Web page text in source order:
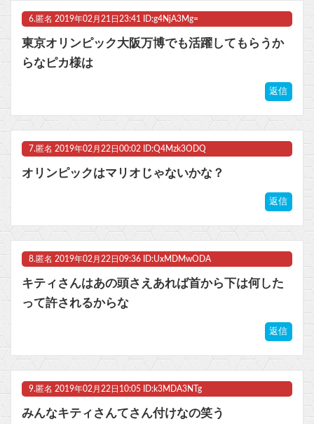
6. 匿名 2019年02月21日23:41 ID:g4NjA3Mg=
東京オリンピック大阪万博でも活躍してもらうか
らなピカ様は
返信
7. 匿名 2019年02月22日00:02 ID:Q4Mzk3ODQ
オリンピックはマリオじゃないかな？
返信
8. 匿名 2019年02月22日09:36 ID:UxMDMwODA
キティさんはあの頭さえあれば首から下は何した
って許されるからな
返信
9. 匿名 2019年02月22日10:05 ID:k3MDA3NTg
みんなキティさんてさん付けなの笑う